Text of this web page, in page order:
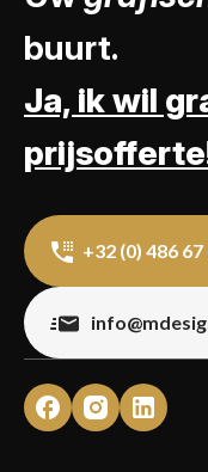
buurt.
Ja, ik wil
+32 (0) 486 67